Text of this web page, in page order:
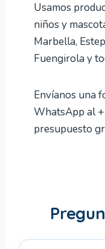
Usamos
niños y
Marbella,
Fuengirola y
Envíanos una
WhatsApp al
presupuesto